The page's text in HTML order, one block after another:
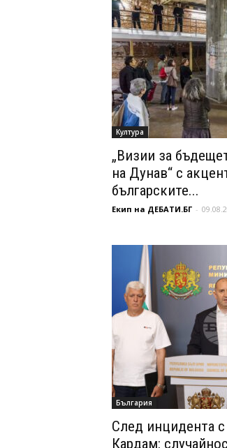
Култура
„Визии за
на Дунав“ с
българските...
Екип на ДЕБАТИ.БГ -
България
След инцидента
Кардам: